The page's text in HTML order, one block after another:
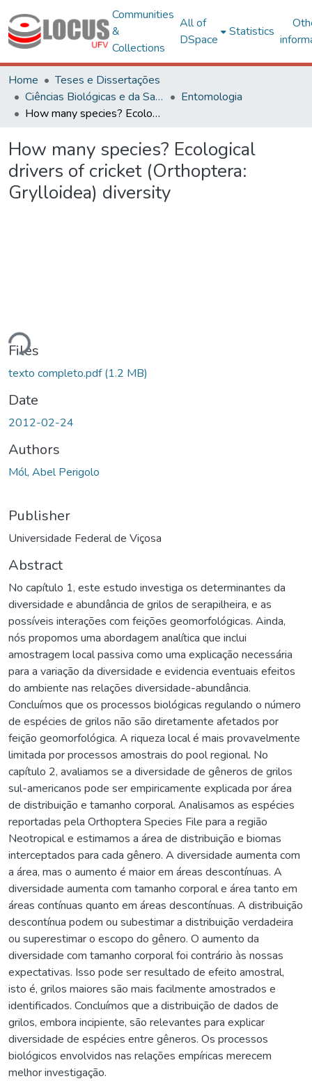
Communities
&
Collections
All of
DSpace
Statistics
Home
Teses e Dissertações
Ciências Biológicas e da Saúde
Entomologia
How many species? Ecological drivers of cricket (Orthoptera: Grylloidea) diversity
How many species? Ecological
drivers of cricket (Orthoptera:
Grylloidea) diversity
Files
texto completo.pdf(1.2 MB)
Date
2012-02-24
Authors
Mól, Abel Perigolo
Publisher
Universidade Federal de Viçosa
Abstract
No capítulo 1, este estudo investiga os determinantes da
diversidade e abundância de grilos de serapilheira, e as
possíveis interações com feições geomorfológicas. Ainda,
nós propomos uma abordagem analítica que inclui
amostragem local passiva como uma explicação necessária
para a variação da diversidade e evidencia eventuais efeitos
do ambiente nas relações diversidade-abundância.
Concluímos que os processos biológicas regulando o número
de espécies de grilos não são diretamente afetados por
feição geomorfológica. A riqueza local é mais provavelmente
limitada por processos amostrais do pool regional. No
capítulo 2, avaliamos se a diversidade de gêneros de grilos
sul-americanos pode ser empiricamente explicada por área
de distribuição e tamanho corporal. Analisamos as espécies
reportadas pela Orthoptera Species File para a região
Neotropical e estimamos a área de distribuição e biomas
interceptados para cada gênero. A diversidade aumenta com
a área, mas o aumento é maior em áreas descontínuas. A
diversidade aumenta com tamanho corporal e área tanto em
áreas contínuas quanto em áreas descontínuas. A distribuição
descontínua podem ou subestimar a distribuição verdadeira
ou superestimar o escopo do gênero. O aumento da
diversidade com tamanho corporal foi contrário às nossas
expectativas. Isso pode ser resultado de efeito amostral,
isto é, grilos maiores são mais facilmente amostrados e
identificados. Concluímos que a distribuição de dados de
grilos, embora incipiente, são relevantes para explicar
diversidade de espécies entre gêneros. Os processos
biológicos envolvidos nas relações empíricas merecem
melhor investigação.